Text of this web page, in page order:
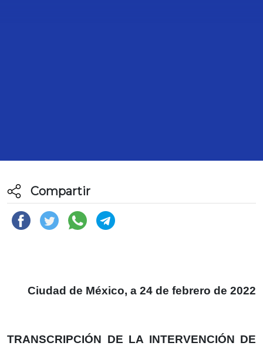
Compartir
Ciudad de México, a 24 de febrero de 2022
TRANSCRIPCIÓN DE LA INTERVENCIÓN DE